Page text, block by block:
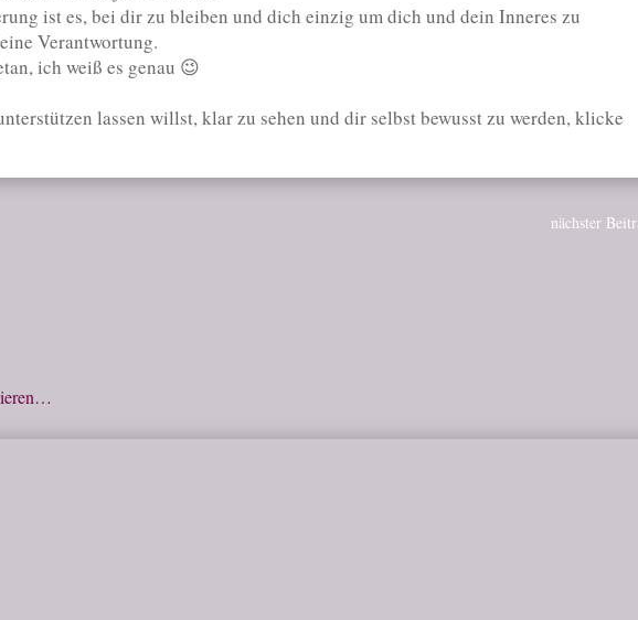
ist es, bei dir zu bleiben und dich einzig um dich und dein Inneres zu
Verantwortung.
ich weiß es genau 😉
lassen willst, klar zu sehen und dir selbst bewusst zu werden, klicke
nächster